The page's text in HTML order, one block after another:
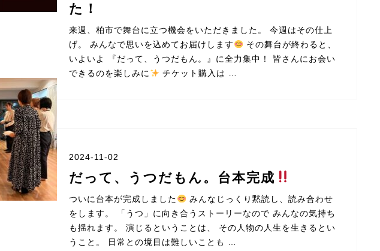
た！
来週、柏市で舞台に立つ機会をいただきました。 今週はその仕上
げ。 みんなで思いを込めてお届けします
その舞台が終わると、
いよいよ 『だって、うつだもん。』に全力集中！ 皆さんにお会い
できるのを楽しみに
チケット購入は …
2024-11-02
だって、うつだもん。台本完成
ついに台本が完成しました
みんなじっくり黙読し、読み合わせ
をします。 「うつ」に向き合うストーリーなので みんなの気持ち
も揺れます。 演じるということは、 その人物の人生を生きるとい
うこと。 日常との境目は難しいことも …